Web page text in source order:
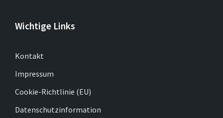
Wichtige Links
Kontakt
Impressum
Cookie-Richtlinie (EU)
Datenschutzinformation